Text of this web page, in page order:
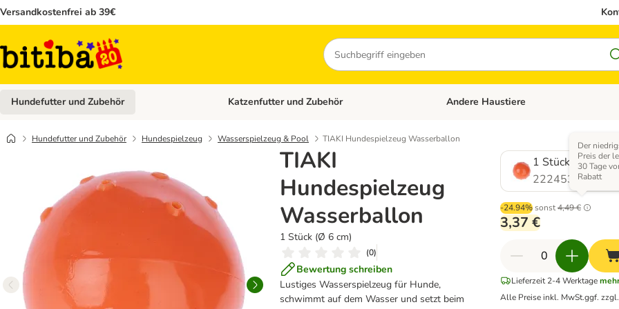
Versandkostenfrei ab 39€
Suchen
Hundefutter und Zubehör Kategorie-Menü öffnen: Hundefutter und Zubehör
Katzenfutter und Zubehör Kategorie-Menü öffnen: Katzenfutter und
Andere Haustiere
Hundefutter und Zubehör Hundespielzeug Wasserspielzeug & Pool TIAKI Hundespielzeug Wasserballon
TIAKI
Hundespielzeug
Wasserballon
1 Stück (Ø 6 cm)
(0)
Bewertung schreiben
Lustiges Wasserspielzeug für Hunde,
schwimmt auf dem Wasser und setzt beim
1 Stück (Ø 6 cm)
2224532.0
-24.94%sonst4,49 €
Der
Preis der
30 Tage
Rabatt
3,37 €
Lieferzeit 2-4 Werktage
Alle Preise inkl. MwSt.ggf. zzgl.